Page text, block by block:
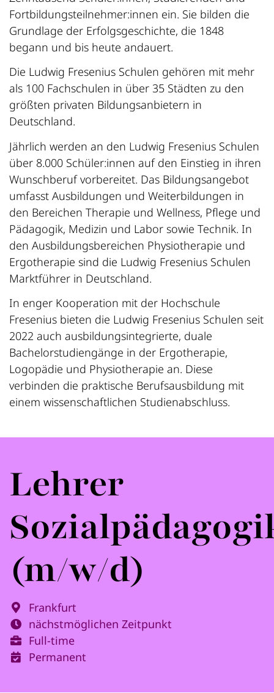
Lehrer
(m/w/d)
Frankfurt
nächstmöglichen Zeitpunkt
Full-time
Permanent
Fortbildungsteilnehmer:innen ein. Sie bilden die
Grundlage der Erfolgsgeschichte, die 1848
begann und bis heute andauert.
Die Ludwig Fresenius Schulen gehören mit mehr
als 100 Fachschulen in über 35 Städten zu den
größten privaten Bildungsanbietern in
Deutschland.
Jährlich werden an den Ludwig Fresenius Schulen
über 8.000 Schüler:innen auf den Einstieg in ihren
Wunschberuf vorbereitet. Das Bildungsangebot
umfasst Ausbildungen und Weiterbildungen in
den Bereichen Therapie und Wellness, Pflege und
Pädagogik, Medizin und Labor sowie Technik. In
den Ausbildungsbereichen Physiotherapie und
Ergotherapie sind die Ludwig Fresenius Schulen
Marktführer in Deutschland.
In enger Kooperation mit der Hochschule
Fresenius bieten die Ludwig Fresenius Schulen seit
2022 auch ausbildungsintegrierte, duale
Bachelorstudiengänge in der Ergotherapie,
Logopädie und Physiotherapie an. Diese
verbinden die praktische Berufsausbildung mit
einem wissenschaftlichen Studienabschluss.